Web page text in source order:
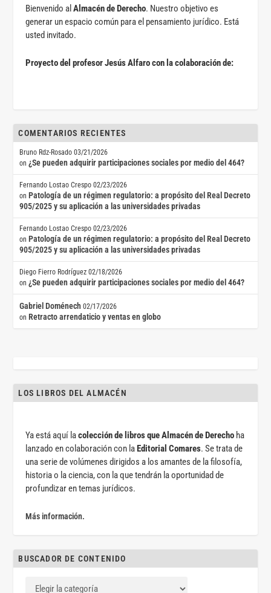
Bienvenido alAlmacén de Derecho. Nuestro objetivo es
generar un espacio común para el pensamiento jurídico. Está
usted invitado.
Proyecto del profesor Jesús Alfaro con la colaboración de:
COMENTARIOS RECIENTES
Bruno Rdz-Rosado 03/21/2026
on¿Se pueden adquirir participaciones sociales por medio del 464?
Fernando Lostao Crespo 02/23/2026
on Patología de un régimen regulatorio: a propósito del Real Decreto
905/2025 y su aplicación a las universidades privadas
Fernando Lostao Crespo 02/23/2026
on Patología de un régimen regulatorio: a propósito del Real Decreto
905/2025 y su aplicación a las universidades privadas
Diego Fierro Rodríguez 02/18/2026
on¿Se pueden adquirir participaciones sociales por medio del 464?
Gabriel Doménech 02/17/2026
on Retracto arrendaticio y ventas en globo
LOS LIBROS DEL ALMACÉN
Ya está aquí lacolección de libros que Almacén de Derecho ha
lanzado en colaboración con laEditorial Comares. Se trata de
una serie de volúmenes dirigidos a los amantes de la filosofía,
historia o la ciencia, con la que tendrán la oportunidad de
profundizar en temas jurídicos.
Más información.
BUSCADOR DE CONTENIDO